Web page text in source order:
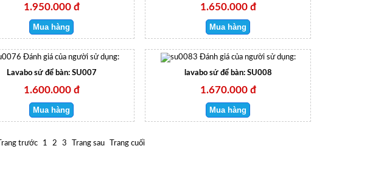
1.950.000 đ 1.650.000 đ
Đánh giá của người sử dụng:
Lavabo sứ để bàn: SU007
1.600.000 đ
Đánh giá của người sử dụng:
lavabo sứ để bàn: SU008
1.670.000 đ
Trang trước 1 2 3 Trang sau Trang cuối